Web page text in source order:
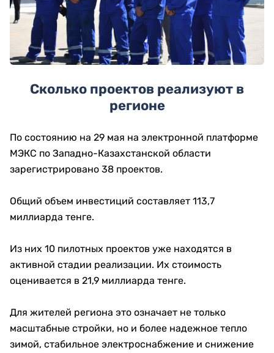
Сколько проектов реализуют в
регионе
По состоянию на 29 мая на электронной платформе
МЭКС по Западно-Казахстанской области
зарегистрировано 38 проектов.
Общий объем инвестиций составляет 113,7
миллиарда тенге.
Из них 10 пилотных проектов уже находятся в
активной стадии реализации. Их стоимость
оценивается в 21,9 миллиарда тенге.
Для жителей региона это означает не только
масштабные стройки, но и более надежное тепло
зимой, стабильное электроснабжение и снижение